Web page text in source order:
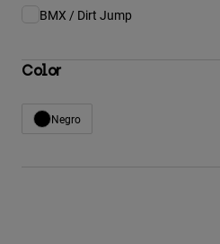
BMX / Dirt Jump
Afinar por Uso recomendado: BMX
Color
Negro
Afinar por Color: Negro